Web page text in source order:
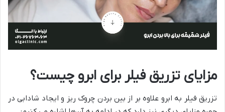
مزایای تزریق فیلر برای ابرو چیست؟
تزریق فیلر به ابرو علاوه بر از بین بردن چروک ریز و ایجاد شادابی در